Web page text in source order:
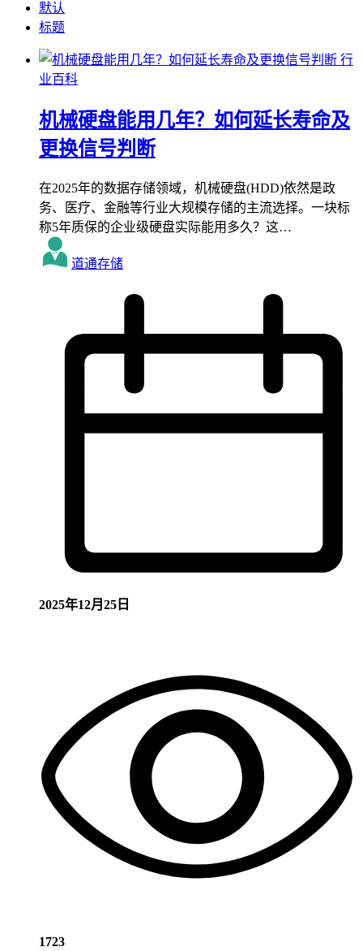
默认
标题
行
业百科
机械硬盘能用几年？如何延长寿命及
更换信号判断
在2025年的数据存储领域，机械硬盘(HDD)依然是政
务、医疗、金融等行业大规模存储的主流选择。一块标
称5年质保的企业级硬盘实际能用多久？这…
道通存储
2025年12月25日
1723